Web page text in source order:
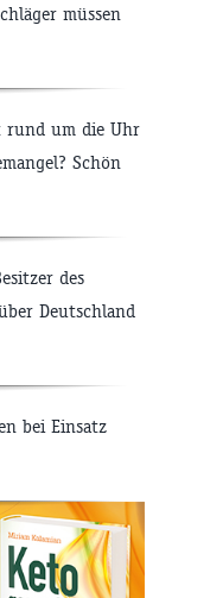
müssen
rund um die Uhr
Schön
des
Deutschland
bei Einsatz